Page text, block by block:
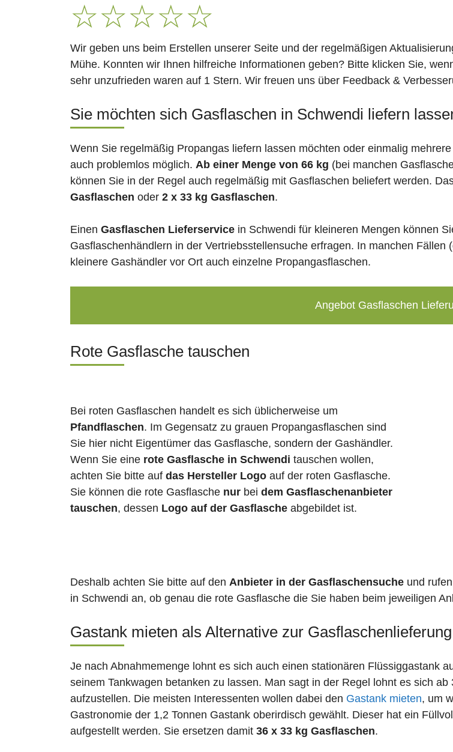
☆☆☆☆☆
Wir geben uns beim Erstellen unserer Seite und der regelmäßigen
Mühe. Konnten wir Ihnen hilfreiche Informationen geben? Bitte klicken Sie,
sehr unzufrieden waren auf 1 Stern. Wir freuen uns über Feedback &
Sie möchten sich Gasflaschen in Schwendi liefern
Wenn Sie regelmäßig Propangas liefern lassen möchten oder einmalig
auch problemlos möglich. Ab einer Menge von 66 kg (bei manchen
können Sie in der Regel auch regelmäßig mit Gasflaschen beliefert werden.
Gasflaschen oder 2 x 33 kg Gasflaschen.
Einen Gasflaschen Lieferservice in Schwendi für kleineren Mengen können
Gasflaschenhändlern in der Vertriebsstellensuche erfragen. In manchen Fällen
kleinere Gashändler vor Ort auch einzelne Propangasflaschen.
Angebot Gasflaschen
Rote Gasflasche tauschen
Bei roten Gasflaschen handelt es sich üblicherweise um
Pfandflaschen. Im Gegensatz zu grauen Propangasflaschen sind
Sie hier nicht Eigentümer das Gasflasche, sondern der Gashändler.
Wenn Sie eine rote Gasflasche in Schwendi tauschen wollen,
achten Sie bitte auf das Hersteller Logo auf der roten Gasflasche.
Sie können die rote Gasflasche nur bei dem Gasflaschenanbieter
tauschen, dessen Logo auf der Gasflasche abgebildet ist.
Deshalb achten Sie bitte auf den Anbieter in der Gasflaschensuche und
in Schwendi an, ob genau die rote Gasflasche die Sie haben beim jeweiligen
Gastank mieten als Alternative zur Gasflaschenlieferung
Je nach Abnahmemenge lohnt es sich auch einen stationären Flüssiggastank
seinem Tankwagen betanken zu lassen. Man sagt in der Regel lohnt es sich
aufzustellen. Die meisten Interessenten wollen dabei den Gastank mieten, um
Gastronomie der 1,2 Tonnen Gastank oberirdisch gewählt. Dieser hat ein
aufgestellt werden. Sie ersetzen damit 36 x 33 kg Gasflaschen.